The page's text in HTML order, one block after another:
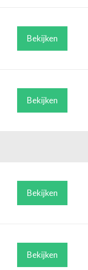
Bekijken
Bekijken
Bekijken
Bekijken